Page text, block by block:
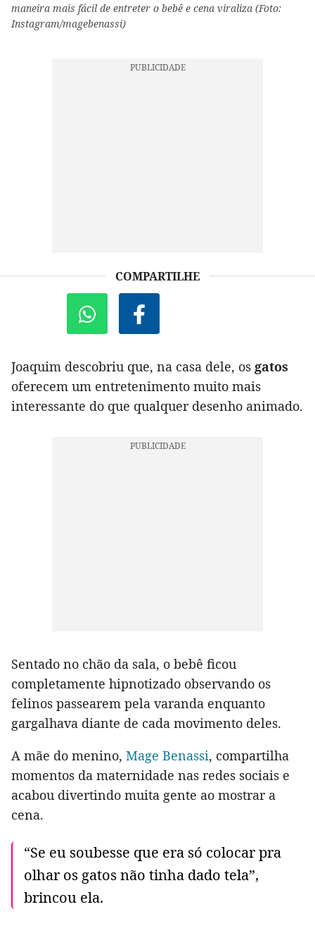
maneira mais fácil de entreter o bebê e cena viraliza (Foto:
Instagram/magebenassi)
COMPARTILHE
Joaquim descobriu que, na casa dele, os gatos
oferecem um entretenimento muito mais
interessante do que qualquer desenho animado.
Sentado no chão da sala, o bebê ficou
completamente hipnotizado observando os
felinos passearem pela varanda enquanto
gargalhava diante de cada movimento deles.
A mãe do menino, Mage Benassi, compartilha
momentos da maternidade nas redes sociais e
acabou divertindo muita gente ao mostrar a
cena.
“Se eu soubesse que era só colocar pra
olhar os gatos não tinha dado tela”,
brincou ela.